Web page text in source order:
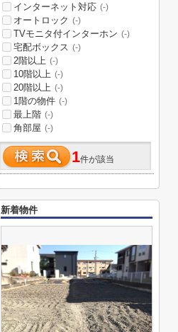
インターネット対応 (-)
オートロック (-)
TVモニタ付インターホン (-)
宅配ボックス (-)
2階以上 (-)
10階以上 (-)
20階以上 (-)
1階の物件 (-)
最上階 (-)
角部屋 (-)
1件が該当
新着物件